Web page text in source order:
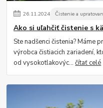
26.11.2024 Čistenie a
Ako si uľahčiť čistenie s
Ste nadšenci čistenia? Máme
výrobca čistiacich zariadení,
od vysokotlakovýc...čítať celé